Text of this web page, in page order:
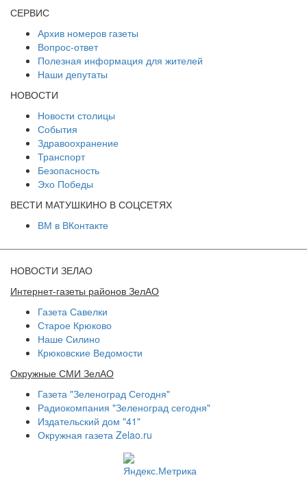
СЕРВИС
Архив номеров газеты
Вопрос-ответ
Полезная информация для жителей
Наши депутаты
НОВОСТИ
Новости столицы
События
Здравоохранение
Транспорт
Безопасность
Эхо Победы
ВЕСТИ МАТУШКИНО В СОЦСЕТЯХ
ВМ в ВКонтакте
НОВОСТИ ЗЕЛАО
Интернет-газеты районов ЗелАО
Газета Савелки
Старое Крюково
Наше Силино
Крюковские Ведомости
Окружные СМИ ЗелАО
Газета "Зеленоград Сегодня"
Радиокомпания "Зеленоград сегодня"
Издательский дом "41"
Окружная газета Zelao.ru